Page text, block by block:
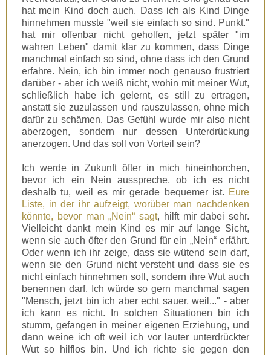
hat mein Kind doch auch. Dass ich als Kind Dinge
hinnehmen musste "weil sie einfach so sind. Punkt."
hat mir offenbar nicht geholfen, jetzt später "im
wahren Leben" damit klar zu kommen, dass Dinge
manchmal einfach so sind, ohne dass ich den Grund
erfahre. Nein, ich bin immer noch genauso frustriert
darüber - aber ich weiß nicht, wohin mit meiner Wut,
schließlich habe ich gelernt, es still zu ertragen,
anstatt sie zuzulassen und rauszulassen, ohne mich
dafür zu schämen. Das Gefühl wurde mir also nicht
aberzogen, sondern nur dessen Unterdrückung
anerzogen. Und das soll von Vorteil sein?
Ich werde in Zukunft öfter in mich hineinhorchen,
bevor ich ein Nein ausspreche, ob ich es nicht
deshalb tu, weil es mir gerade bequemer ist. Eure
Liste, in der ihr aufzeigt, worüber man nachdenken
könnte, bevor man „Nein“ sagt, hilft mir dabei sehr.
Vielleicht dankt mein Kind es mir auf lange Sicht,
wenn sie auch öfter den Grund für ein „Nein“ erfährt.
Oder wenn ich ihr zeige, dass sie wütend sein darf,
wenn sie den Grund nicht versteht und dass sie es
nicht einfach hinnehmen soll, sondern ihre Wut auch
benennen darf. Ich würde so gern manchmal sagen
"Mensch, jetzt bin ich aber echt sauer, weil..." - aber
ich kann es nicht. In solchen Situationen bin ich
stumm, gefangen in meiner eigenen Erziehung, und
dann weine ich oft weil ich vor lauter unterdrückter
Wut so hilflos bin. Und ich richte sie gegen den